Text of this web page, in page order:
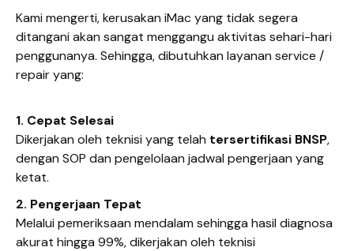
Kami mengerti, kerusakan iMac yang tidak segera
ditangani akan sangat menggangu aktivitas sehari-hari
penggunanya. Sehingga, dibutuhkan layanan service /
repair yang:
1. Cepat Selesai
Dikerjakan oleh teknisi yang telah tersertifikasi BNSP,
dengan SOP dan pengelolaan jadwal pengerjaan yang
ketat.
2. Pengerjaan Tepat
Melalui pemeriksaan mendalam sehingga hasil diagnosa
akurat hingga 99%, dikerjakan oleh teknisi